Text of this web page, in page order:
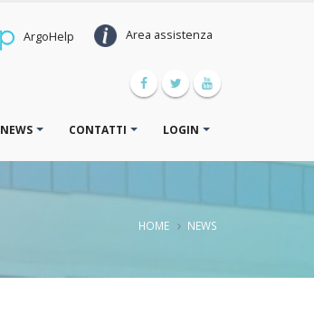
ArgoHelp Area assistenza
NEWS CONTATTI LOGIN
HOME NEWS